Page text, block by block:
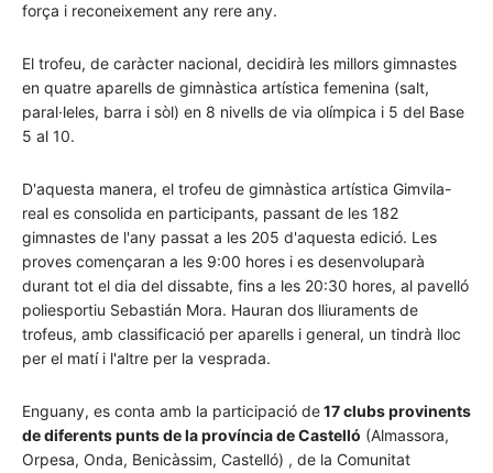
força i reconeixement any rere any.
El trofeu, de caràcter nacional, decidirà les millors gimnastes
en quatre aparells de gimnàstica artística femenina (salt,
paral·leles, barra i sòl) en 8 nivells de via olímpica i 5 del Base
5 al 10.
D'aquesta manera, el trofeu de gimnàstica artística Gimvila-
real es consolida en participants, passant de les 182
gimnastes de l'any passat a les 205 d'aquesta edició. Les
proves començaran a les 9:00 hores i es desenvoluparà
durant tot el dia del dissabte, fins a les 20:30 hores, al pavelló
poliesportiu Sebastián Mora. Hauran dos lliuraments de
trofeus, amb classificació per aparells i general, un tindrà lloc
per el matí i l'altre per la vesprada.
Enguany, es conta amb la participació de17 clubs provinents
de diferents punts de la província de Castelló (Almassora,
Orpesa, Onda, Benicàssim, Castelló) , de la Comunitat